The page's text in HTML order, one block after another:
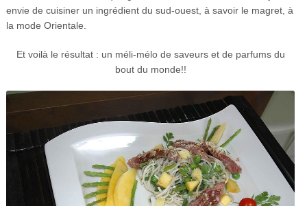
envie de cuisiner un ingrédient du sud-ouest, à savoir le magret, à
la mode Orientale.
Et voilà le résultat : un méli-mélo de saveurs et de parfums du
bout du monde!!